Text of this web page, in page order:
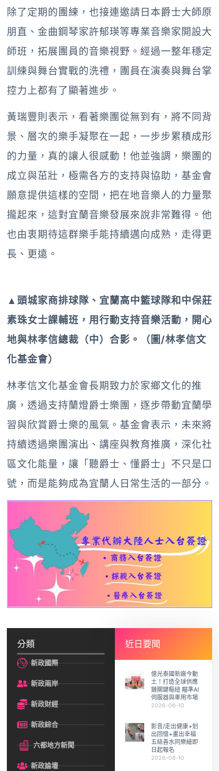
除了定期的團練，也接連邀請日本爵士大師原
朋直、金曲鋼琴家許郁瑛等專業音樂家開設大
師班，拓展團員的音樂視野。經過一整年穩定
訓練與舞台實戰的洗禮，團員在演奏與舞台掌
控力上都有了顯著進步。
黃瑞豐則表示，看著樂團從無到有，將不同背
景、層次的樂手凝聚在一起，一步步累積成形
的力量，真的讓人很感動！他並強調，樂團的
成立與茁壯，極需各方的支持與協助，基金會
願意提供這樣的空間，把在地音樂人的力量聚
攏起來，這對宜蘭音樂發展來說非常難得。他
也由衷期待這群樂手能持續邁向成熟，走得更
長、更遠。
▲ 頭城家商排球隊、宜蘭高中籃球隊和中保莊
素珠女士課輔班，用行動支持音樂活動，開心
地與林孝信總裁（中）合影。（圖/林孝信文
化基金會）
林孝信文化基金會長期致力於家鄉文化的推
廣，透過支持蘭燈爵士樂團，逐步帶動宜蘭學
習與欣賞爵士樂的風氣。基金會表示，未來將
持續透過樂團演出、講座與教育推廣，深化社
區文化能量，讓「聽爵士、懂爵士」不只是口
號，而是能夠成為宜蘭人日常生活的一部分。
分類
新政國際
新政兩岸
新政財經
新政綜合
六都地方新聞
新政論壇
近日要聞
億光泰國新廠今動
土！打造全球供應
鏈關鍵樞紐 瞄準AI
伺服器與車用市場
2026-08-10
影音/走出健康+划
出回憶+畫出幸福
五結善水同樂繪即
日起報名
2026-08-10